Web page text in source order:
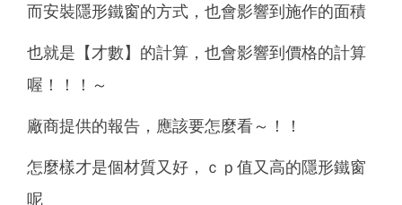
而安裝隱形鐵窗的方式，也會影響到施作的面積
也就是【才數】的計算，也會影響到價格的計算
喔！！！～
廠商提供的報告，應該要怎麼看～！！
怎麼樣才是個材質又好，ｃｐ值又高的隱形鐵窗
呢